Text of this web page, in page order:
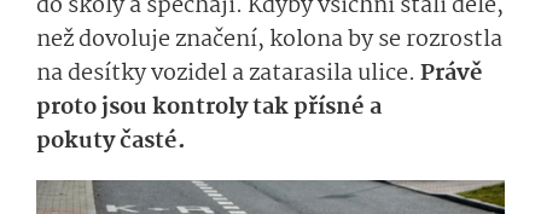
než dovoluje značení, kolona by se rozrostla
na desítky vozidel a zatarasila ulice. Právě
proto jsou kontroly tak přísné a
pokuty časté.